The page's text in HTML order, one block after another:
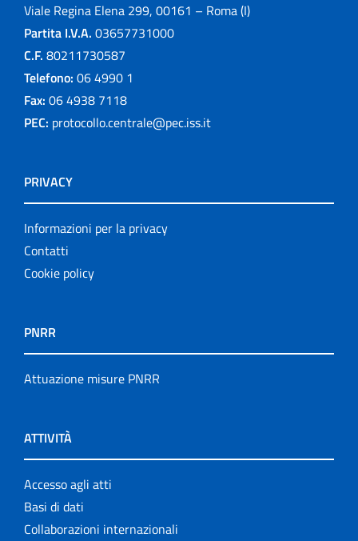
Viale Regina Elena 299, 00161 – Roma (I)
Partita I.V.A. 03657731000
C.F. 80211730587
Telefono: 06 4990 1
Fax: 06 4938 7118
PEC: protocollo.centrale@pec.iss.it
PRIVACY
Informazioni per la privacy
Contatti
Cookie policy
PNRR
Attuazione misure PNRR
ATTIVITÀ
Accesso agli atti
Basi di dati
Collaborazioni internazionali